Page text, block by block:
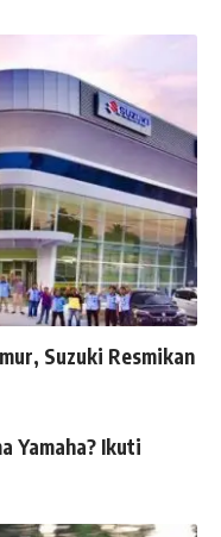
Suzuki Resmikan
Yamaha? Ikuti